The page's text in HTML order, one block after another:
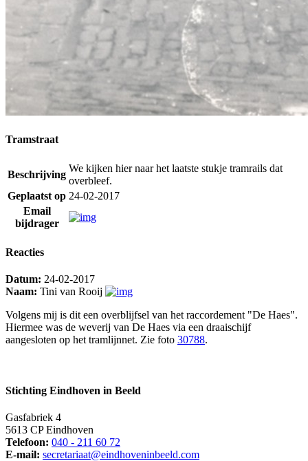
Tramstraat
Beschrijving
We kijken hier naar het laatste stukje tramrails dat
overbleef.
Geplaatst op 24-02-2017
Email
bijdrager
Reacties
Datum: 24-02-2017
Naam: Tini van Rooij
Volgens mij is dit een overblijfsel van het raccordement "De Haes".
Hiermee was de weverij van De Haes via een draaischijf
aangesloten op het tramlijnnet. Zie foto 30788.
Stichting Eindhoven in Beeld
Gasfabriek 4
5613 CP Eindhoven
Telefoon: 040 - 211 60 72
E-mail: secretariaat@eindhoveninbeeld.com